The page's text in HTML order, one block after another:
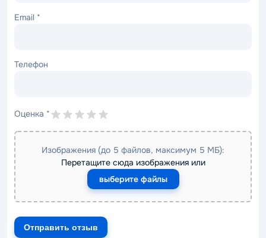
Email *
Телефон
Оценка *
Изображения (до 5 файлов, максимум 5 МБ):
Перетащите сюда изображения или
выберите файлы